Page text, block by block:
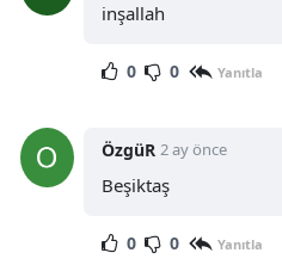
inşallah
0 0 Yanıtla
ÖzgüR 2 ay önce
Beşiktaş
0 0 Yanıtla